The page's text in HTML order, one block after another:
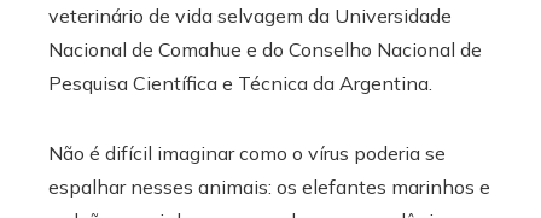
veterinário de vida selvagem da Universidade
Nacional de Comahue e do Conselho Nacional de
Pesquisa Científica e Técnica da Argentina.
Não é difícil imaginar como o vírus poderia se
espalhar nesses animais: os elefantes marinhos e